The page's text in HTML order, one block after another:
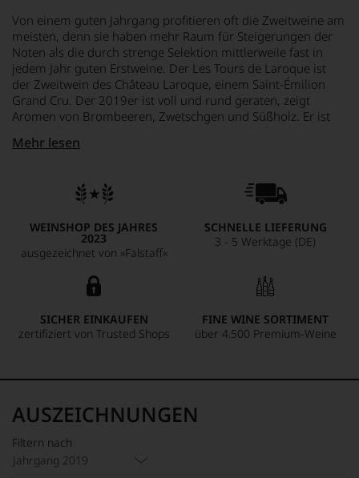
Von einem guten Jahrgang profitieren oft die Zweitweine am
meisten, denn sie haben mehr Raum für Steigerungen der
Noten als die durch strenge Selektion mittlerweile fast in
jedem Jahr guten Erstweine. Der Les Tours de Laroque ist
der Zweitwein des Château Laroque, einem Saint-Émilion
Grand Cru. Der 2019er ist voll und rund geraten, zeigt
Aromen von Brombeeren, Zwetschgen und Süßholz. Er ist
energetisch. Tolle Frucht und nahtlos integrierte Tannine
Mehr lesen
WEINSHOP DES JAHRES
2023
ausgezeichnet von »Falstaff«
SCHNELLE LIEFERUNG
3 - 5 Werktage (DE)
SICHER EINKAUFEN
zertifiziert von Trusted Shops
FINE WINE SORTIMENT
über 4.500 Premium-Weine
AUSZEICHNUNGEN
Filtern nach
Jahrgang 2019